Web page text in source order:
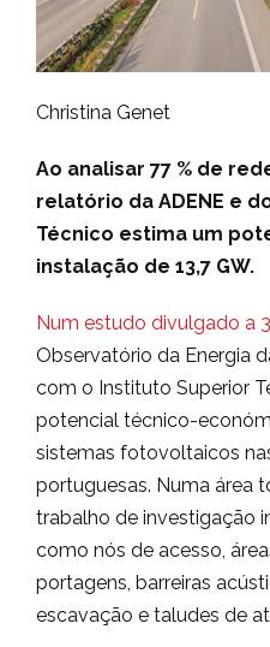
Christina Genet
Ao analisar 77 % de
relatório da ADENE e
Técnico estima um
instalação de 13,7 GW.
Num estudo divulgado a
Observatório da Energia
com o Instituto Superior
potencial técnico-
sistemas fotovoltaicos
portuguesas. Numa área
trabalho de investigação
como nós de acesso,
portagens, barreiras
escavação e taludes de